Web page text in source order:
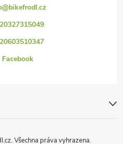
@bikefrodl.cz
Facebook
. Všechna práva vyhrazena.